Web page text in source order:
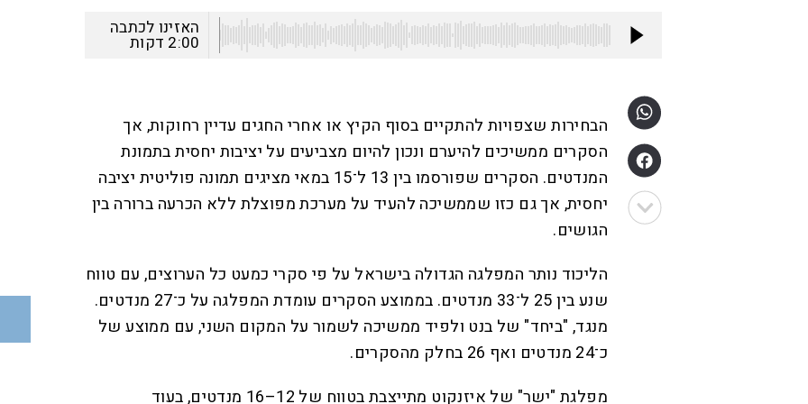
האזינו לכתבה
2:00 דקות
הבחירות שצפויות להתקיים בסוף הקיץ או אחרי החגים עדיין רחוקות, אך
הסקרים ממשיכים להיערם ונכון להיום מצביעים על יציבות יחסית בתמונת
המנדטים. הסקרים שפורסמו בין 13 ל־15 במאי מציגים תמונה פוליטית יציבה
יחסית, אך גם כזו שממשיכה להעיד על מערכת מפוצלת ללא הכרעה ברורה בין
הגושים.
הליכוד נותר המפלגה הגדולה בישראל על פי סקרי כמעט כל הערוצים, עם טווח
שנע בין 25 ל־33 מנדטים. בממוצע הסקרים עומדת המפלגה על כ־27 מנדטים.
מנגד, "ביחד" של בנט ולפיד ממשיכה לשמור על המקום השני, עם ממוצע של
כ־24 מנדטים ואף 26 בחלק מהסקרים.
מפלגת "ישר" של איזנקוט מתייצבת בטווח של 12–16 מנדטים, בעוד